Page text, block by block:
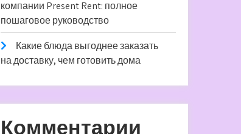
компании Present Rent: полное
пошаговое руководство
Какие блюда выгоднее заказать
на доставку, чем готовить дома
Комментарии